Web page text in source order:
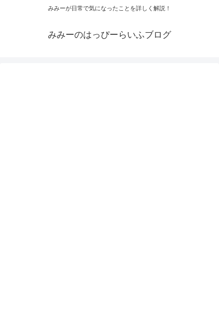
みみーが日常で気になったことを詳しく解説！
みみーのはっぴーらいふブログ